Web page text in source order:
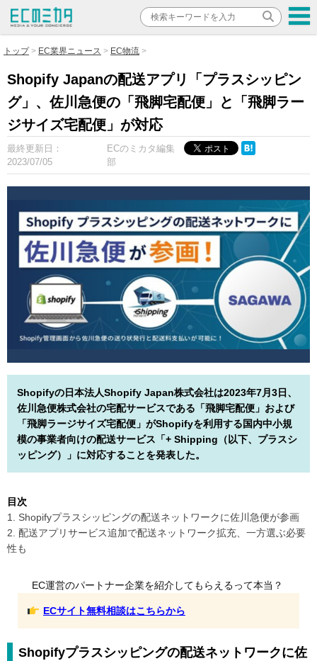
トップ EC業界ニュース EC物流
Shopify Japanの配送アプリ「プラスシッピン
グ」、佐川急便の「飛脚宅配便」と「飛脚ラー
ジサイズ宅配便」が対応
最終更新日：
2023/07/05
ECのミカタ編集
部
Shopifyの日本法人Shopify Japan株式会社は2023年7月3日、
佐川急便株式会社の宅配サービスである「飛脚宅配便」および
「飛脚ラージサイズ宅配便」がShopifyを利用する国内中小規
模の事業者向けの配送サービス「+ Shipping（以下、プラスシ
ッピング）」に対応することを発表した。
目次
1. Shopifyプラスシッピングの配送ネットワークに佐川急便が参画
2. 配送アプリサービス追加で配送ネットワーク拡充、一方選ぶ必要
性も
EC運営のパートナー企業を紹介してもらえるって本当？
ECサイト無料相談はこちらから
Shopifyプラスシッピングの配送ネットワークに佐